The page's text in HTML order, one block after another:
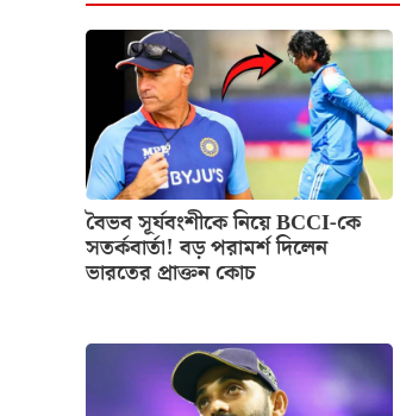
বৈভব সূর্যবংশীকে নিয়ে BCCI-কে
সতর্কবার্তা! বড় পরামর্শ দিলেন
ভারতের প্রাক্তন কোচ